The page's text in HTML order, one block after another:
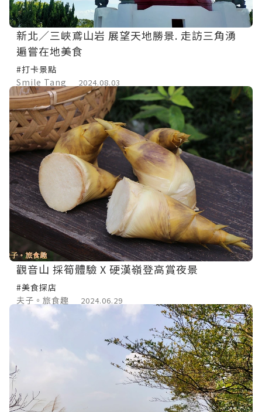
新北／三峽鳶山岩 展望天地勝景. 走訪三角湧
遍嘗在地美食
#打卡景點
Smile Tang
2024.08.03
觀音山 採筍體驗 X 硬漢嶺登高賞夜景
#美食探店
夫子。旅食趣
2024.06.29